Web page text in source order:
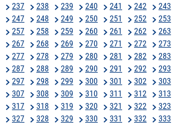
237
238 239 240 241 242 243
247
248 249 250 251 252 253
257
258 259 260 261 262 263
267
268 269 270 271 272 273
277
278 279 280 281 282 283
287
288 289 290 291 292 293
297
298 299 300 301 302 303
307
308 309 310 311 312 313
317
318 319 320 321 322 323
327
328 329 330 331 332 333